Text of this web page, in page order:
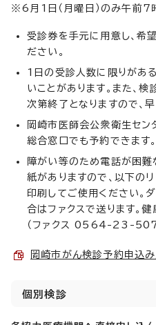
※6月1日（月曜日）のみ午前7
受診券を手元に用意し、希
ださい。
1日の受診人数に限りがあ
いことがあります。また、
次第終了となりますので、
岡崎市医師会公衆衛生セン
総合窓口でも予約できます。
障がい等のため電話が困難
紙がありますので、以下の
印刷してご使用ください。
合はファクスで送ります。
（ファクス 0564-23-5071
岡崎市がん検診予約申込
個別検診